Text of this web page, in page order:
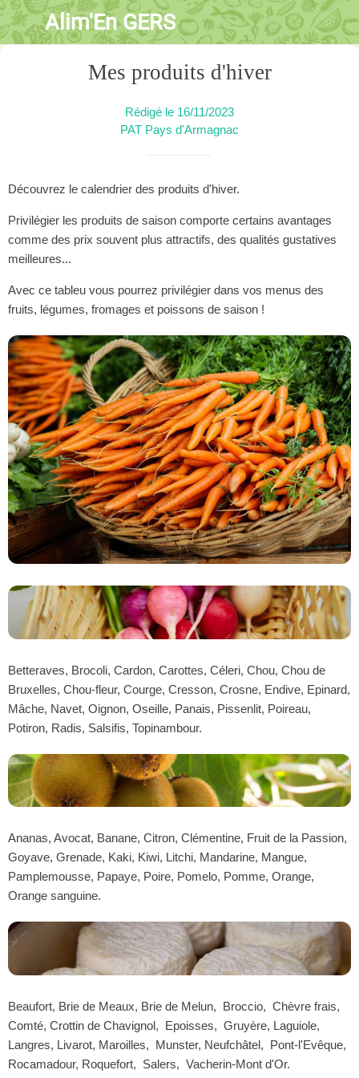
Alim'En GERS
Mes produits d'hiver
Rédigé le 16/11/2023
PAT Pays d'Armagnac
Découvrez le calendrier des produits d'hiver.
Privilégier les produits de saison comporte certains avantages
comme des prix souvent plus attractifs, des qualités gustatives
meilleures...
Avec ce tableu vous pourrez privilégier dans vos menus des
fruits, légumes, fromages et poissons de saison !
Betteraves, Brocoli, Cardon, Carottes, Céleri, Chou, Chou de
Bruxelles, Chou-fleur, Courge, Cresson, Crosne, Endive, Epinard,
Mâche, Navet, Oignon, Oseille, Panais, Pissenlit, Poireau,
Potiron, Radis, Salsifis, Topinambour.
Ananas, Avocat, Banane, Citron, Clémentine, Fruit de la Passion,
Goyave, Grenade, Kaki, Kiwi, Litchi, Mandarine, Mangue,
Pamplemousse, Papaye, Poire, Pomelo, Pomme, Orange,
Orange sanguine.
Beaufort, Brie de Meaux, Brie de Melun, Broccio, Chèvre frais,
Comté, Crottin de Chavignol, Epoisses, Gruyère, Laguiole,
Langres, Livarot, Maroilles, Munster, Neufchâtel, Pont-l'Evêque,
Rocamadour, Roquefort, Salers, Vacherin-Mont d'Or.